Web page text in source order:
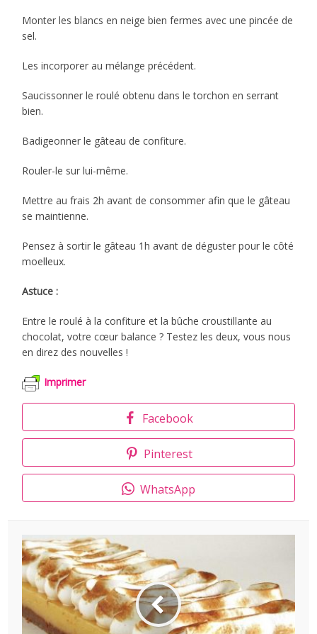
Monter les blancs en neige bien fermes avec une pincée de
sel.
Les incorporer au mélange précédent.
Saucissonner le roulé obtenu dans le torchon en serrant
bien.
Badigeonner le gâteau de confiture.
Rouler-le sur lui-même.
Mettre au frais 2h avant de consommer afin que le gâteau
se maintienne.
Pensez à sortir le gâteau 1h avant de déguster pour le côté
moelleux.
Astuce :
Entre le roulé à la confiture et la bûche croustillante au
chocolat, votre cœur balance ? Testez les deux, vous nous
en direz des nouvelles !
Imprimer
Facebook
Pinterest
WhatsApp